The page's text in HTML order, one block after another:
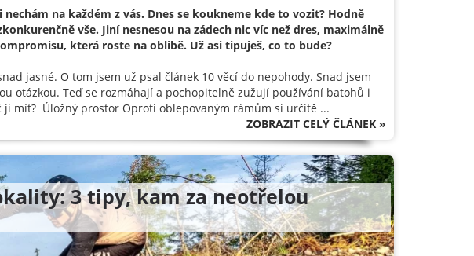
na každém z vás. Dnes se koukneme kde to vozit? Hodně
vše. Jiní nesnesou na zádech nic víc než dres, maximálně
která roste na oblibě. Už asi tipuješ, co to bude?
jasné. O tom jsem už psal článek 10 věcí do nepohody. Snad jsem
otázkou. Teď se rozmáhají a pochopitelně zužují používání batohů i
ji mít? Úložný prostor Oproti oblepovaným rámům si určitě ...
ZOBRAZIT CELÝ ČLÁNEK »
3 tipy, kam za neotřelou